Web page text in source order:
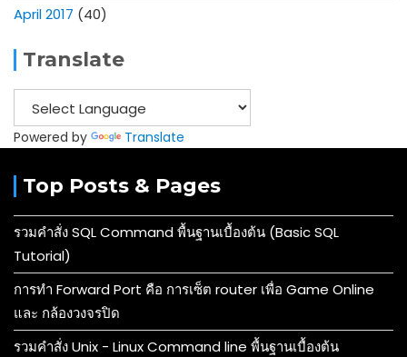
April 2017 (40)
Translate
Powered by Translate
Top Posts & Pages
รวมคำสั่ง SQL Command พื้นฐานเบื้องต้น (Basic SQL
Tutorial)
การทำ Forward Port คือ การเซ็ต router เพื่อ Game Online
และ กล้องวงจรปิด
รวมคำสั่ง Unix - Linux Command line พื้นฐานเบื้องต้น